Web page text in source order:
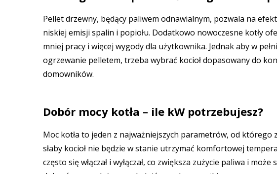
Pellet drzewny, będący paliwem odnawialnym, pozwala na
niskiej emisji spalin i popiołu. Dodatkowo nowoczesne kotły
mniej pracy i więcej wygody dla użytkownika. Jednak aby w
ogrzewanie pelletem, trzeba wybrać kocioł dopasowany do
domowników.
Dobór mocy kotła – ile kW potrzebujesz?
Moc kotła to jeden z najważniejszych parametrów, od
słaby kocioł nie będzie w stanie utrzymać komfortowej
często się włączał i wyłączał, co zwiększa zużycie paliwa i